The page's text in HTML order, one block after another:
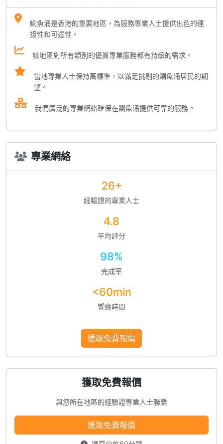
鰂魚涌是香港的重要地區，為服務專業人士提供出色的連
接性和可達性。
該地區對所有類別的優質專業服務都有持續的需求。
當地專業人士保持高標準，以滿足挑剔的鰂魚涌居民的期
望。
我們廣泛的專業網絡確保在鰂魚涌提供可靠的服務。
專業網絡
26+
經驗證的專業人士
4.8
平均評分
98%
完成率
<60min
響應時間
獲取免費報價
獲取免費報價
與您所在地區的經驗證專業人士聯繫
獲取免費報價